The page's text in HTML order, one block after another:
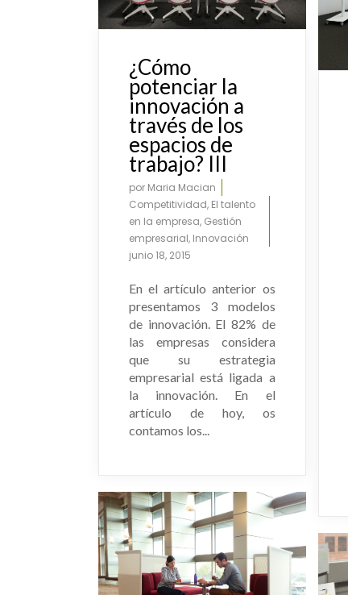
¿Cómo
potenciar la
innovación a
través de los
espacios de
trabajo? III
por Maria Macian
Competitividad, El talento
en la empresa, Gestión
empresarial, Innovación
junio 18, 2015
En el artículo anterior os
presentamos 3 modelos
de innovación. El 82% de
las empresas considera
que su estrategia
empresarial está ligada a
la innovación. En el
artículo de hoy, os
contamos los...